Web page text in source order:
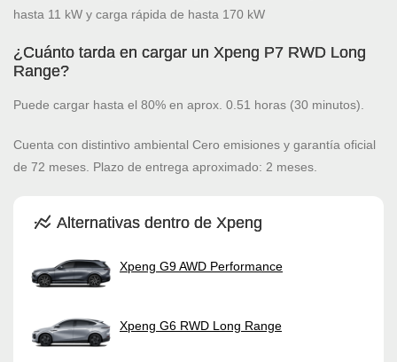
hasta 11 kW y carga rápida de hasta 170 kW
¿Cuánto tarda en cargar un Xpeng P7 RWD Long
Range?
Puede cargar hasta el 80% en aprox. 0.51 horas (30 minutos).
Cuenta con distintivo ambiental Cero emisiones y garantía oficial
de 72 meses. Plazo de entrega aproximado: 2 meses.
Alternativas dentro de Xpeng
Xpeng G9 AWD Performance
Xpeng G6 RWD Long Range